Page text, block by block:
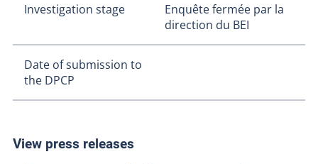
Investigation stage
Enquête fermée par la
direction du BEI
Date of submission to
the DPCP
View press releases